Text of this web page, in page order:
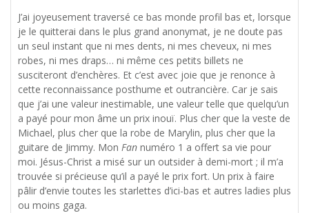
J’ai joyeusement traversé ce bas monde profil bas et, lorsque
je le quitterai dans le plus grand anonymat, je ne doute pas
un seul instant que ni mes dents, ni mes cheveux, ni mes
robes, ni mes draps… ni même ces petits billets ne
susciteront d’enchères. Et c’est avec joie que je renonce à
cette reconnaissance posthume et outrancière. Car je sais
que j’ai une valeur inestimable, une valeur telle que quelqu’un
a payé pour mon âme un prix inouï. Plus cher que la veste de
Michael, plus cher que la robe de Marylin, plus cher que la
guitare de Jimmy. Mon Fan numéro 1 a offert sa vie pour
moi. Jésus-Christ a misé sur un outsider à demi-mort ; il m’a
trouvée si précieuse qu’il a payé le prix fort. Un prix à faire
pâlir d’envie toutes les starlettes d’ici-bas et autres ladies plus
ou moins gaga.